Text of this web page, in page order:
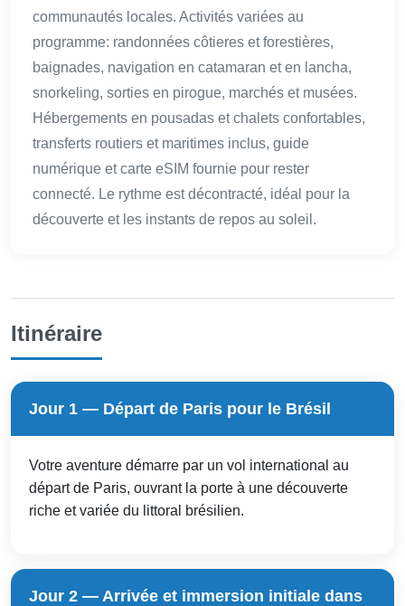
communautés locales. Activités variées au
programme: randonnées côtieres et forestières,
baignades, navigation en catamaran et en lancha,
snorkeling, sorties en pirogue, marchés et musées.
Hébergements en pousadas et chalets confortables,
transferts routiers et maritimes inclus, guide
numérique et carte eSIM fournie pour rester
connecté. Le rythme est décontracté, idéal pour la
découverte et les instants de repos au soleil.
Itinéraire
Jour 1 — Départ de Paris pour le Brésil
Votre aventure démarre par un vol international au
départ de Paris, ouvrant la porte à une découverte
riche et variée du littoral brésilien.
Jour 2 — Arrivée et immersion initiale dans